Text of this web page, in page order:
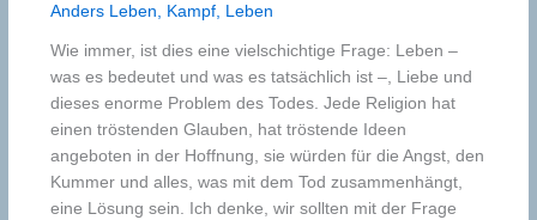
Anders Leben Kampf, Leben
Wie immer, ist dies eine vielschichtige Frage: Leben –
was es bedeutet und was es tatsächlich ist –, Liebe und
dieses enorme Problem des Todes. Jede Religion hat
einen tröstenden Glauben, hat tröstende Ideen
angeboten in der Hoffnung, sie würden für die Angst, den
Kummer und alles, was mit dem Tod zusammenhängt,
eine Lösung sein. Ich denke, wir sollten mit der Frage